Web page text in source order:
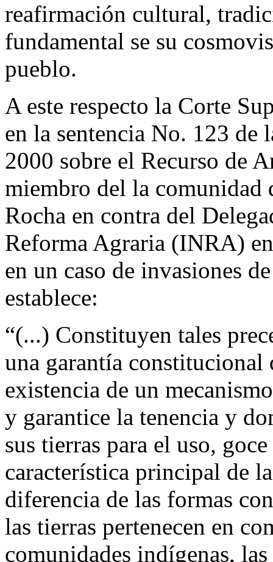
reafirmación cultural,
fundamental se su
pueblo.
A este respecto la Corte
en la sentencia No. 123
2000 sobre el Recurso de
miembro del la comunidad
Rocha en contra del
Reforma Agraria (INRA)
en un caso de invasiones
establece:
“(...) Constituyen tales
una garantía
existencia de un
y garantice la tenencia y
sus tierras para el uso,
característica principal de
diferencia de las formas
las tierras pertenecen en
comunidades indígenas,